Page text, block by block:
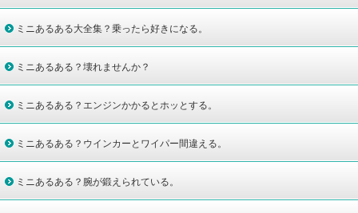
ミニあるある大全集？乗ったら好きになる。
ミニあるある？壊れませんか？
ミニあるある？エンジンかかるとホッとする。
ミニあるある？ウインカーとワイパー間違える。
ミニあるある？腕が鍛えられている。